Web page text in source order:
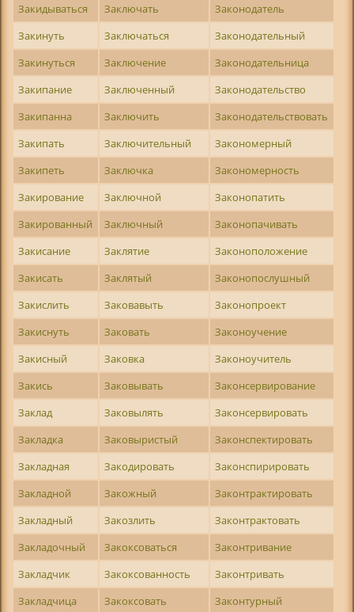
Закидываться
Заключать
Законодатель
Закинуть
Заключаться
Законодательный
Закинуться
Заключение
Законодательница
Закипание
Заключенный
Законодательство
Закипанна
Заключить
Законодательствовать
Закипать
Заключительный
Закономерный
Закипеть
Заключка
Закономерность
Закирование
Заключной
Законопатить
Закированный
Заключный
Законопачивать
Закисание
Заклятие
Законоположение
Закисать
Заклятый
Законопослушный
Закислить
Заковавыть
Законопроект
Закиснуть
Заковать
Законоучение
Закисный
Заковка
Законоучитель
Закись
Заковывать
Законсервирование
Заклад
Заковылять
Законсервировать
Закладка
Заковыристый
Законспектировать
Закладная
Закодировать
Законспирировать
Закладной
Закожный
Законтрактировать
Закладный
Закозлить
Законтрактовать
Закладочный
Закоксоваться
Законтривание
Закладчик
Закоксованность
Законтривать
Закладчица
Закоксовать
Законтурный